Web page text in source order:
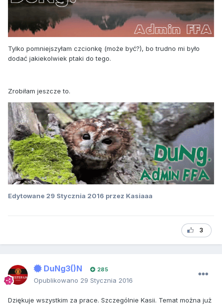
Tylko pomniejszyłam czcionkę (może być?), bo trudno mi było
dodać jakiekolwiek ptaki do tego.
Zrobiłam jeszcze to.
Edytowane 29 Stycznia 2016 przez Kasiaaa
3
DuNg3()N 285
Opublikowano 29 Stycznia 2016
Dziękuje wszystkim za prace. Szczególnie Kasii. Temat można już